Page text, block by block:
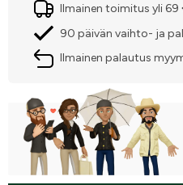
Ilmainen toimitus yli
90 päivän vaihto- ja
Ilmainen palautus